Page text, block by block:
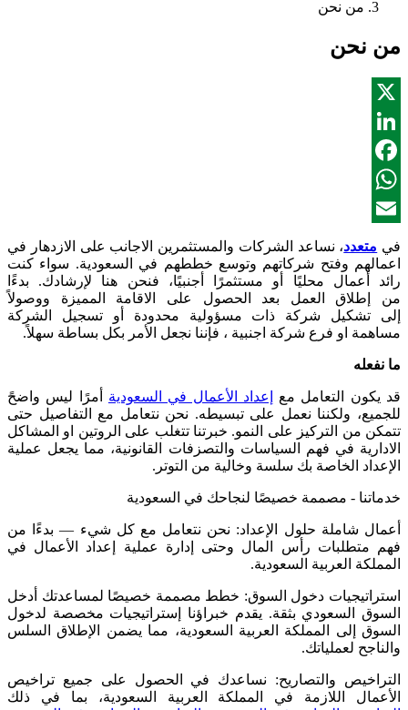
من نحن
من نحن
X
LinkedIn
Facebook
WhatsApp
في متعدد، نساعد الشركات والمستثمرين الاجانب على الازدهار في
اعمالهم وفتح شركاتهم وتوسع خططهم في السعودية. سواء كنت
رائد أعمال محليًا أو مستثمرًا أجنبيًا، فنحن هنا لإرشادك. بدءًا
من إطلاق العمل بعد الحصول على الاقامة المميزة ووصولاً
إلى تشكيل شركة ذات مسؤولية محدودة أو تسجيل الشركة
مساهمة او فرع شركة اجنبية ، فإننا نجعل الأمر بكل بساطة سهلاً.
ما نفعله
قد يكون التعامل مع إعداد الأعمال في السعودية أمرًا ليس واضحً
للجميع، ولكننا نعمل على تبسيطه. نحن نتعامل مع التفاصيل حتى
تتمكن من التركيز على النمو. خبرتنا تتغلب على الروتين او المشاكل
الادارية في فهم السياسات والتصزفات القانونية، مما يجعل عملية
الإعداد الخاصة بك سلسة وخالية من التوتر .
خدماتنا - مصممة خصيصًا لنجاحك في السعودية
أعمال شاملة حلول الإعداد: نحن نتعامل مع كل شيء — بدءًا من
فهم متطلبات رأس المال وحتى إدارة عملية إعداد الأعمال في
المملكة العربية السعودية.
استراتيجيات دخول السوق: خطط مصممة خصيصًا لمساعدتك أدخل
السوق السعودي بثقة. يقدم خبراؤنا إستراتيجيات مخصصة لدخول
السوق إلى المملكة العربية السعودية، مما يضمن الإطلاق السلس
والناجح لعملياتك.
التراخيص والتصاريح: نساعدك في الحصول على جميع تراخيص
الأعمال اللازمة في المملكة العربية السعودية، بما في ذلك